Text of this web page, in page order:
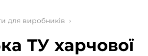
для виробників ›
ТУ харчової